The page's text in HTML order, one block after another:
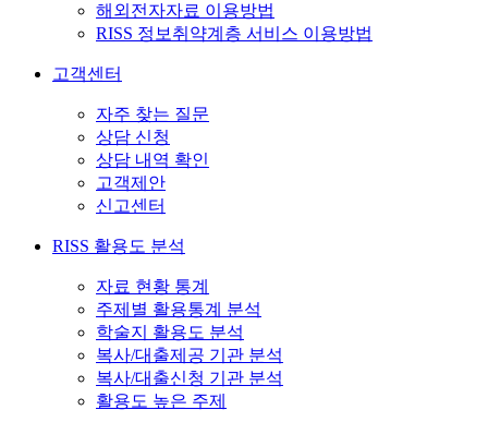
해외전자자료 이용방법
RISS 정보취약계층 서비스 이용방법
고객센터
자주 찾는 질문
상담 신청
상담 내역 확인
고객제안
신고센터
RISS 활용도 분석
자료 현황 통계
주제별 활용통계 분석
학술지 활용도 분석
복사/대출제공 기관 분석
복사/대출신청 기관 분석
활용도 높은 주제